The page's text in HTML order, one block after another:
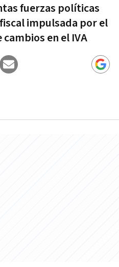
fuerzas políticas
impulsada por el
en el IVA